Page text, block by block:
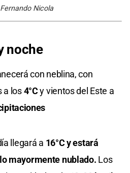
Nicola
noche
con neblina, con
a los4°Cy vientos del Este a
llegará a 16°C y estará
mayormente nublado. Los